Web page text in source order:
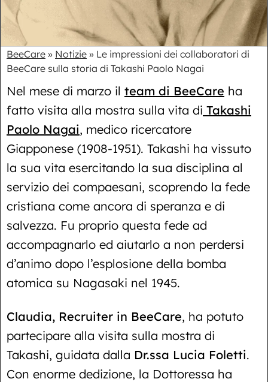
BeeCare » Notizie » Le impressioni dei collaboratori di
BeeCare sulla storia di Takashi Paolo Nagai
Nel mese di marzo il team di BeeCare ha
fatto visita alla mostra sulla vita di Takashi
Paolo Nagai, medico ricercatore
Giapponese (1908-1951). Takashi ha vissuto
la sua vita esercitando la sua disciplina al
servizio dei compaesani, scoprendo la fede
cristiana come ancora di speranza e di
salvezza. Fu proprio questa fede ad
accompagnarlo ed aiutarlo a non perdersi
d’animo dopo l’esplosione della bomba
atomica su Nagasaki nel 1945.
Claudia, Recruiter in BeeCare, ha potuto
partecipare alla visita sulla mostra di
Takashi, guidata dalla Dr.ssa Lucia Foletti.
Con enorme dedizione, la Dottoressa ha